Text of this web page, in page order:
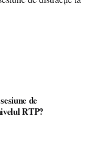
de
RTP?